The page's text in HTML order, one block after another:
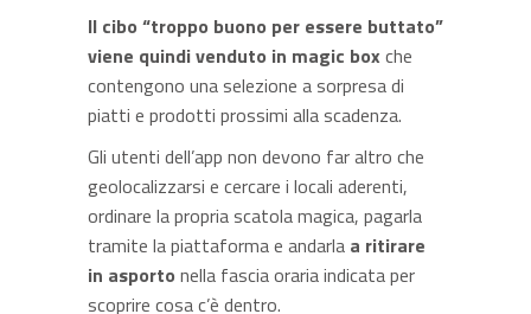
Il cibo “troppo buono per essere buttato”
viene quindi venduto in magic box che
contengono una selezione a sorpresa di
piatti e prodotti prossimi alla scadenza.
Gli utenti dell’app non devono far altro che
geolocalizzarsi e cercare i locali aderenti,
ordinare la propria scatola magica, pagarla
tramite la piattaforma e andarla a ritirare
in asporto nella fascia oraria indicata per
scoprire cosa c’è dentro.